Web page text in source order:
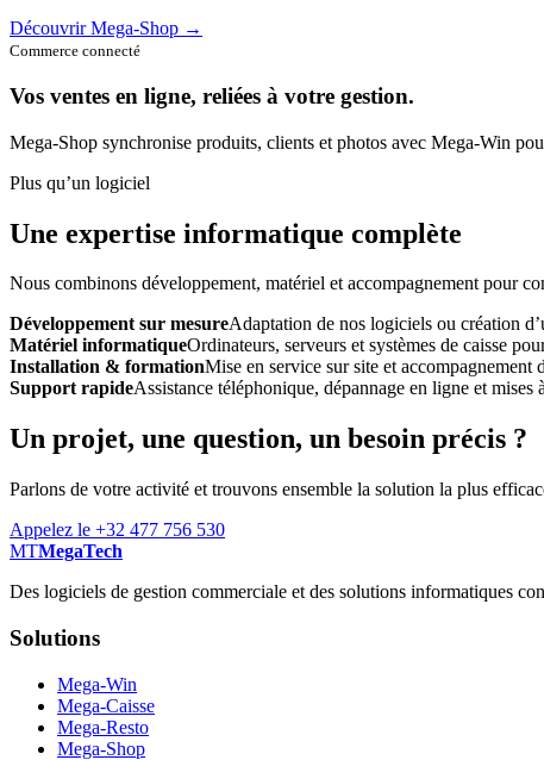
Découvrir Mega-Shop →
Commerce connecté
Vos ventes en ligne, reliées à votre gestion.
Mega-Shop synchronise produits, clients et photos avec Mega-Win
Plus qu’un logiciel
Une expertise informatique complète
Nous combinons développement, matériel et accompagnement pour
Développement sur mesureAdaptation de nos logiciels ou création
Matériel informatiqueOrdinateurs, serveurs et systèmes de caisse
Installation & formationMise en service sur site et accompagnement
Support rapideAssistance téléphonique, dépannage en ligne et mises
Un projet, une question, un besoin précis ?
Parlons de votre activité et trouvons ensemble la solution la plus
Appelez le +32 477 756 530
MTMegaTech
Des logiciels de gestion commerciale et des solutions informatiques
Solutions
Mega-Win
Mega-Caisse
Mega-Resto
Mega-Shop